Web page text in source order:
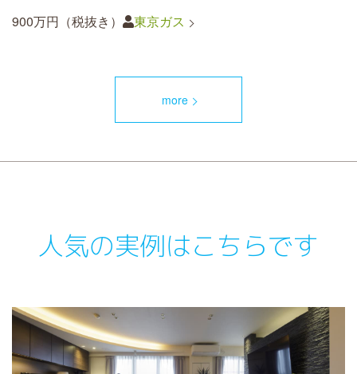
900万円（税抜き） 東京ガス
more
人気の実例はこちらです